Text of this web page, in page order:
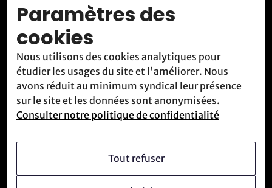
Activités
Blog
Contact
Nous rencontrer
Devenir membre
Paramètres des
cookies
Nous utilisons des cookies analytiques pour
étudier les usages du site et l'améliorer. Nous
avons réduit au minimum syndical leur présence
sur le site et les données sont anonymisées.
Consulter notre politique de confidentialité
Tout refuser